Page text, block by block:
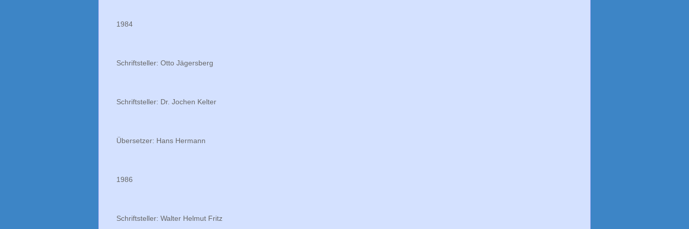
1984
Schriftsteller: Otto Jägersberg
Schriftsteller: Dr. Jochen Kelter
Übersetzer: Hans Hermann
1986
Schriftsteller: Walter Helmut Fritz